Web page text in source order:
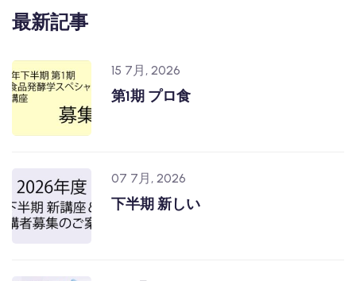
最新記事
15 7月, 2026
第1期 プロ食
07 7月, 2026
下半期 新しい